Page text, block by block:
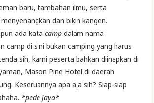
baru, tambahan ilmu, serta
dan bikin kangen.
ada kata camp dalam nama
camp di sini bukan camping yang harus
sih, kami peserta bahkan diinapkan di
Mason Pine Hotel di daerah
Keseruannya apa aja sih? Siap-siap
*pede jaya*